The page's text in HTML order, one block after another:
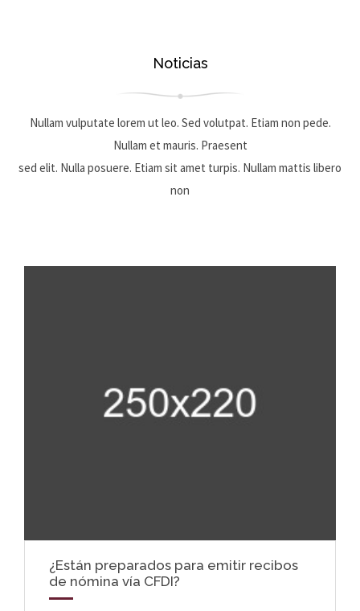
Noticias
Nullam vulputate lorem ut leo. Sed volutpat. Etiam non pede.
Nullam et mauris. Praesent
sed elit. Nulla posuere. Etiam sit amet turpis. Nullam mattis libero
non
¿Están preparados para emitir recibos
de nómina vía CFDI?